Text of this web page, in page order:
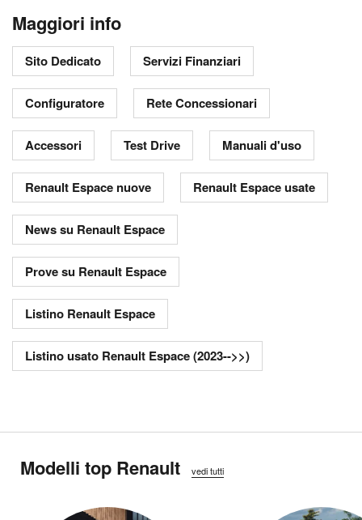
Maggiori info
Sito Dedicato Servizi Finanziari
Configuratore Rete Concessionari
Accessori Test Drive Manuali d'uso
Renault Espace nuove Renault Espace usate
News su Renault Espace
Prove su Renault Espace
Listino Renault Espace
Listino usato Renault Espace (2023-->>)
Modelli top Renault vedi tutti